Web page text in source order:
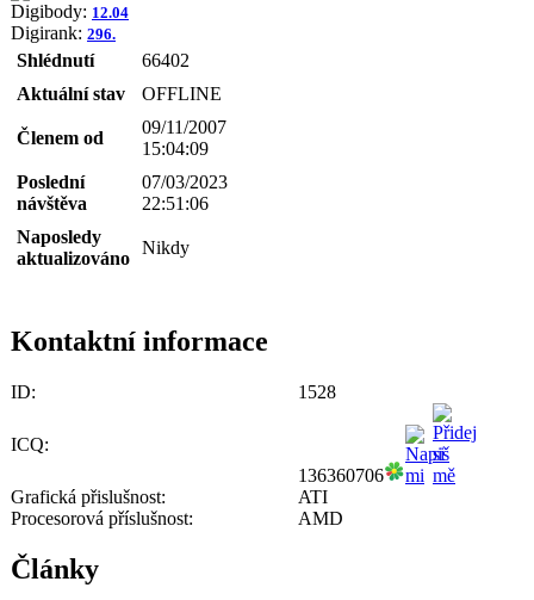
Digibody: 12.04
Digirank: 296.
Shlédnutí
66402
Aktuální stav
OFFLINE
Členem od
09/11/2007
15:04:09
Poslední
návštěva
07/03/2023
22:51:06
Naposledy
aktualizováno
Nikdy
Kontaktní informace
ID: 1528
ICQ:
136360706
Grafická přislušnost:
ATI
Procesorová příslušnost:
AMD
Články